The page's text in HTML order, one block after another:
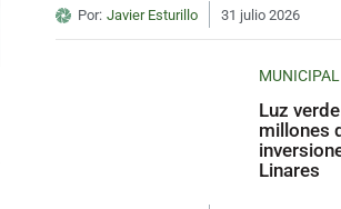
Por: Javier Esturillo 31 julio 2026
MUNICIPAL
Luz
millones
Linares